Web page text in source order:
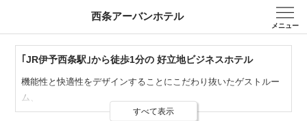
西条アーバンホテル
メニュー
｢JR伊予西条駅｣から徒歩1分の 好立地ビジネスホテル
機能性と快適性をデザインすることにこだわり抜いたゲストルー
ム、
充実の設備、心を込めたサービスで快適な時間を提供いたしま
すべて表示